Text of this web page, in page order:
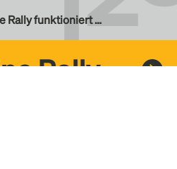
Rally funktioniert …
Rally